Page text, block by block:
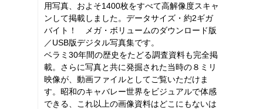
用写真、およそ1400枚をすべて高解像度スキャ
ンして掲載しました。データサイズ・約2ギガ
バイト！ メガ・ボリュームのダウンロード版
／USB版デジタル写真集です。
ベラミ30年間の歴史をたどる調査資料も完全掲
載。さらに写真と共に発掘された当時の８ミリ
映像が、動画ファイルとしてご覧いただけま
す。昭和のキャバレー世界をビジュアルで体感
できる、これ以上の画像資料はどこにもないは